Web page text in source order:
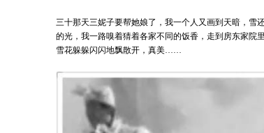
三十那天三妮子要帮她娘了，我一个人又画到天暗，雪
的光，我一路嗅着猜着各家不同的饭香，走到房东家院
雪花躲躲闪闪地飘散开，真美……